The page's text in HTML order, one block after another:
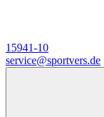
15941-10
service@sportvers.de